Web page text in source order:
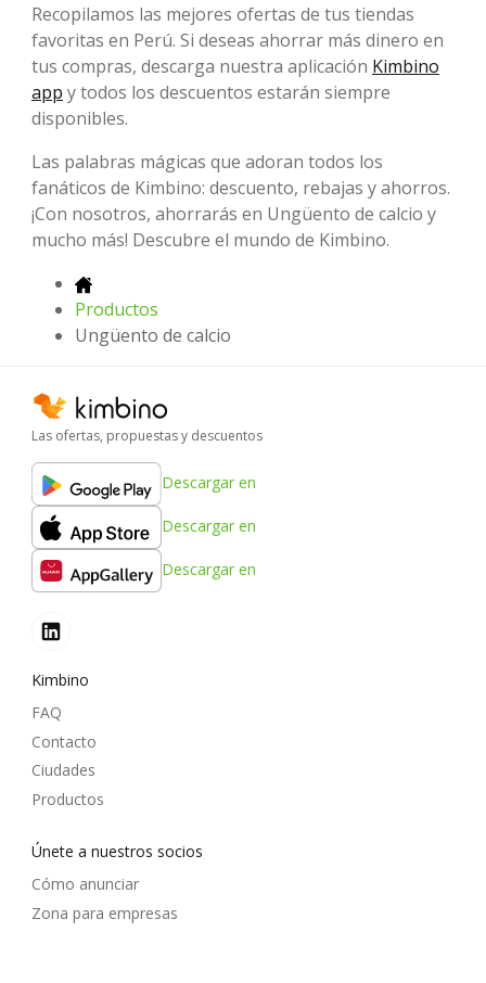
Recopilamos las mejores ofertas de tus tiendas
favoritas en Perú. Si deseas ahorrar más dinero en
tus compras, descarga nuestra aplicación Kimbino
app y todos los descuentos estarán siempre
disponibles.
Las palabras mágicas que adoran todos los
fanáticos de Kimbino: descuento, rebajas y ahorros.
¡Con nosotros, ahorrarás en Ungüento de calcio y
mucho más! Descubre el mundo de Kimbino.
Productos
Ungüento de calcio
Las ofertas, propuestas y descuentos
Descargar en
Descargar en
Descargar en
Kimbino
FAQ
Contacto
Ciudades
Productos
Únete a nuestros socios
Cómo anunciar
Zona para empresas